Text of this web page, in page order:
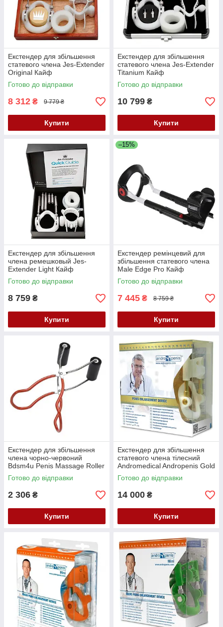
Екстендер для збільшення
статевого члена Jes-Extender
Original Кайф
Готово до відправки
8 312 ₴ 9 779 ₴
Купити
Екстендер для збільшення
статевого члена Jes-Extender
Titanium Кайф
Готово до відправки
10 799 ₴
Купити
Екстендер для збільшення
члена ремешковый Jes-
Extender Light Кайф
Готово до відправки
8 759 ₴
Купити
–15%
Екстендер ремінцевий для
збільшення статевого члена
Male Edge Pro Кайф
Готово до відправки
7 445 ₴ 8 759 ₴
Купити
Екстендер для збільшення
члена чорно-червоний
Bdsm4u Penis Massage Roller
JelQ Кайф
Готово до відправки
2 306 ₴
Купити
Екстендер для збільшення
статевого члена тілесний
Andromedical Andropenis Gold
Кайф
Готово до відправки
14 000 ₴
Купити